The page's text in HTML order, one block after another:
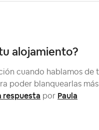
alojamiento?
cuando hablamos de
poder blanquearlas
respuesta por Paula